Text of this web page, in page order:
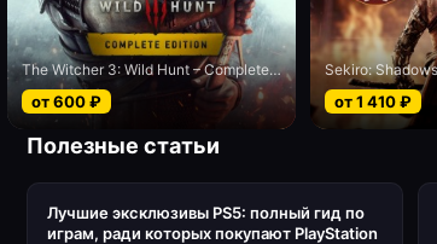
The Witcher 3: Wild Hunt – Complete Edition
от600₽ от1 410₽
Полезные статьи
Лучшие эксклюзивы PS5: полный гид по
играм, ради которых покупают PlayStation